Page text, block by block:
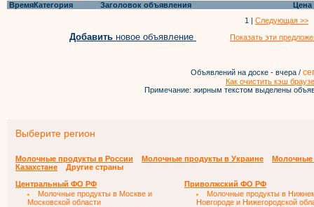
ВремяКатегория Заголовок объявления
Цена
1 | Следующая >>
Добавить новое объявление Показать эти
Объявлений на доске - вчера /
Как очистить кэш
Примечание: жирным текстом выделены
Выберите регион
Молочные продукты в России Молочные продукты в Украине
Молочные
Казахстане
Другие страны
Центральный ФО РФ
Молочные продукты в Москве и
Московской области
Приволжский ФО РФ
Молочные продукты в
Новгороде и Нижегородской